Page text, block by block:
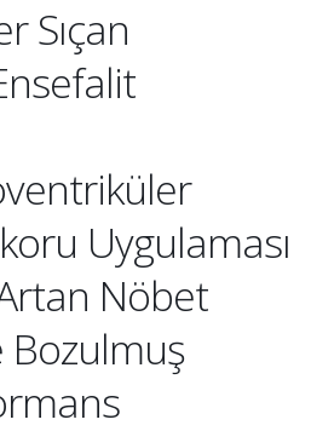
Sıçan
Uygulaması
Nöbet
Bozulmuş